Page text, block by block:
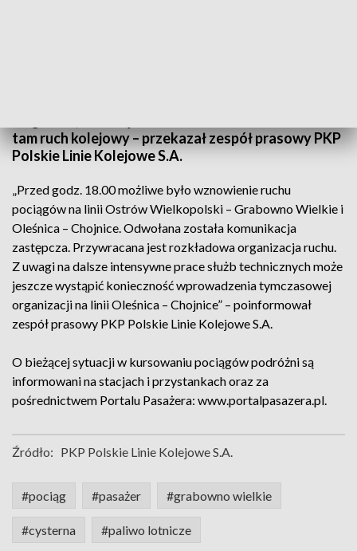
tam ruch kolejowy – przekazał zespół prasowy PKP
Polskie Linie Kolejowe S.A.
„Przed godz. 18.00 możliwe było wznowienie ruchu
pociągów na linii Ostrów Wielkopolski – Grabowno Wielkie i
Oleśnica – Chojnice. Odwołana została komunikacja
zastępcza. Przywracana jest rozkładowa organizacja ruchu.
Z uwagi na dalsze intensywne prace służb technicznych może
jeszcze wystąpić konieczność wprowadzenia tymczasowej
organizacji na linii Oleśnica – Chojnice” – poinformował
zespół prasowy PKP Polskie Linie Kolejowe S.A.
O bieżącej sytuacji w kursowaniu pociągów podróżni są
informowani na stacjach i przystankach oraz za
pośrednictwem Portalu Pasażera: www.portalpasazera.pl.
Źródło: PKP Polskie Linie Kolejowe S.A.
#pociąg #pasażer #grabowno wielkie
#cysterna #paliwo lotnicze